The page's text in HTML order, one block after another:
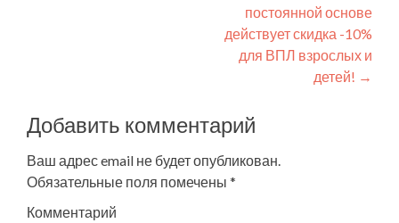
постоянной основе
действует скидка -10%
для ВПЛ взрослых и
детей! →
Добавить комментарий
Ваш адрес email не будет опубликован.
Обязательные поля помечены *
Комментарий